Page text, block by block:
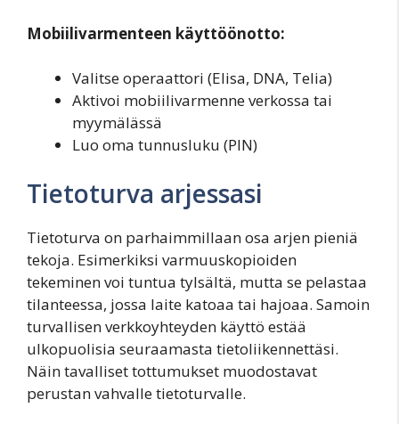
Mobiilivarmenteen käyttöönotto:
Valitse operaattori (Elisa, DNA, Telia)
Aktivoi mobiilivarmenne verkossa tai
myymälässä
Luo oma tunnusluku (PIN)
Tietoturva arjessasi
Tietoturva on parhaimmillaan osa arjen pieniä
tekoja. Esimerkiksi varmuuskopioiden
tekeminen voi tuntua tylsältä, mutta se pelastaa
tilanteessa, jossa laite katoaa tai hajoaa. Samoin
turvallisen verkkoyhteyden käyttö estää
ulkopuolisia seuraamasta tietoliikennettäsi.
Näin tavalliset tottumukset muodostavat
perustan vahvalle tietoturvalle.